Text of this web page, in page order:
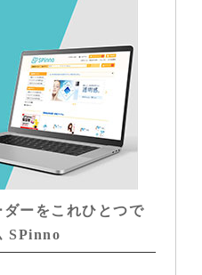
ーをこれひとつで
SPinno